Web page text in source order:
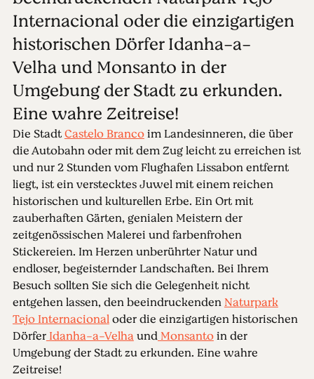
Internacional oder die einzigartigen
historischen Dörfer Idanha-a-
Velha und Monsanto in der
Umgebung der Stadt zu erkunden.
Eine wahre Zeitreise!
Die StadtCastelo Brancoim Landesinneren, die über
die Autobahn oder mit dem Zug leicht zu erreichen ist
und nur 2 Stunden vom Flughafen Lissabon entfernt
liegt, ist ein verstecktes Juwel mit einem reichen
historischen und kulturellen Erbe. Ein Ort mit
zauberhaften Gärten, genialen Meistern der
zeitgenössischen Malerei und farbenfrohen
Stickereien. Im Herzen unberührter Natur und
endloser, begeisternder Landschaften. Bei Ihrem
Besuch sollten Sie sich die Gelegenheit nicht
entgehen lassen, den beeindruckendenNaturpark
Tejo Internacionaloder die einzigartigen historischen
DörferIdanha-a-VelhaundMonsantoin der
Umgebung der Stadt zu erkunden. Eine wahre
Zeitreise!